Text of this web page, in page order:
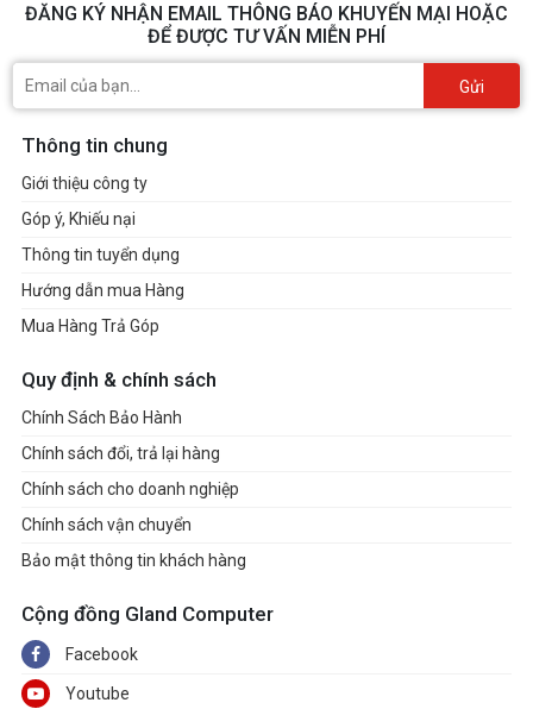
ĐĂNG KÝ NHẬN EMAIL THÔNG BÁO KHUYẾN MẠI HOẶC
ĐỂ ĐƯỢC TƯ VẤN MIỄN PHÍ
Gửi
Thông tin chung
Giới thiệu công ty
Góp ý, Khiếu nại
Thông tin tuyển dụng
Hướng dẫn mua Hàng
Mua Hàng Trả Góp
Quy định & chính sách
Chính Sách Bảo Hành
Chính sách đổi, trả lại hàng
Chính sách cho doanh nghiệp
Chính sách vận chuyển
Bảo mật thông tin khách hàng
Cộng đồng Gland Computer
Facebook
Youtube